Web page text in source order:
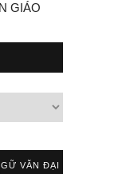
GIÁO
VĂN ĐẠI